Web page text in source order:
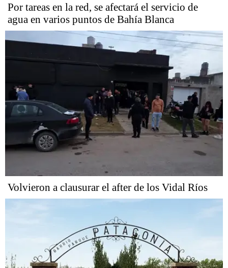
Por tareas en la red, se afectará el servicio de
agua en varios puntos de Bahía Blanca
Volvieron a clausurar el after de los Vidal Ríos